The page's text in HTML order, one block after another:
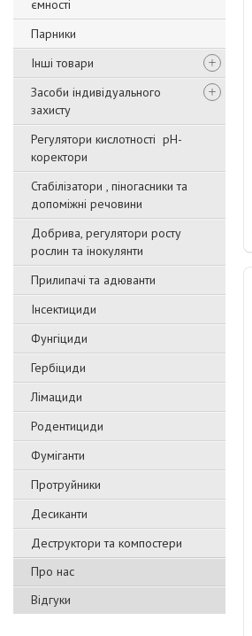
ємності
Парники
Інші товари
Засоби індивідуального
захисту
Регулятори кислотності pН-
коректори
Стабілізатори , піногасники та
допоміжні речовини
Добрива, регулятори росту
рослин та інокулянти
Прилипачі та адюванти
Інсектициди
Фунгіциди
Гербіциди
Лімациди
Родентициди
Фуміганти
Протруйники
Десиканти
Деструктори та компостери
Про нас
Відгуки